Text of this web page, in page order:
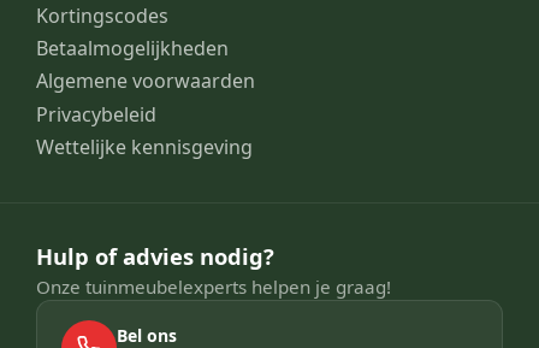
Kortingscodes
Betaalmogelijkheden
Algemene voorwaarden
Privacybeleid
Wettelijke kennisgeving
Hulp of advies nodig?
Onze tuinmeubelexperts helpen je graag!
Bel ons